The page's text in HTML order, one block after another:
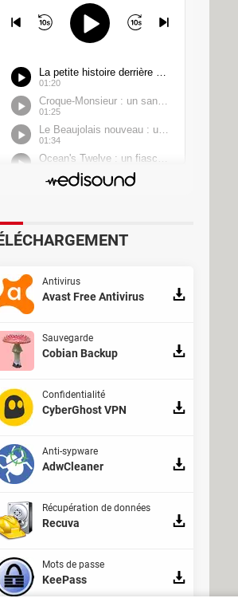
de son appareil principal. Et le
via un autre appareil – comme
à prendre en charge les
celle-ci est souvent
l'on jongle entre plusieurs
se sont associés pour
passkeys du gestionnaire de
qui devrait permettre aux
sécurisés à l'aide de clés
grimper ce chiffre très
Antivirus
Avast Free Antivirus
Sauvegarde
Cobian Backup
Confidentialité
CyberGhost VPN
Anti-sypware
AdwCleaner
Récupération de données
Recuva
Mots de passe
KeePass